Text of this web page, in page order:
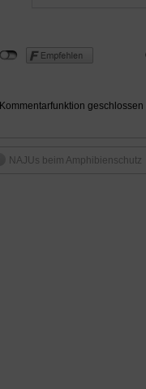
Kommentarfunktion geschlossen
NAJUs beim Amphibienschutz